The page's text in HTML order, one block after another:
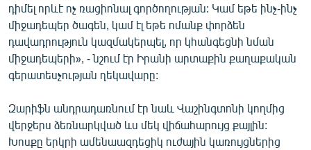
դիմել որևէ ոչ ռացիոնալ գործողության: Կամ եթե ինչ-ինչ
միջադեպեր ծագեն, կամ էլ եթե ոմանք փորձեն
դավադրություն կազմակերպել, որ կհանգեցնի նման
միջադեպերի», - նշում էր Իրանի արտաքին քաղաքական
գերատեսչության ղեկավարը:
Զարիֆն անդրադառնում էր նաև Վաշինգտոնի կողմից
վերջերս ձեռնարկված ևս մեկ վիճահարույց քայլին:
Խոսքը երկրի ամենաազդեցիկ ուժային կառույցներից